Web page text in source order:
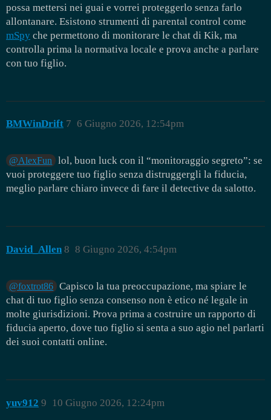
possa mettersi nei guai e vorrei proteggerlo senza farlo
allontanare. Esistono strumenti di parental control come
mSpy che permettono di monitorare le chat di Kik, ma
controlla prima la normativa locale e prova anche a parlare
con tuo figlio.
BMWinDrift 6 Giugno 2026, 12:54pm
7
@AlexFun lol, buon luck con il “monitoraggio segreto”: se
vuoi proteggere tuo figlio senza distruggergli la fiducia,
meglio parlare chiaro invece di fare il detective da salotto.
David_Allen 8 Giugno 2026, 4:54pm
8
@foxtrot86 Capisco la tua preoccupazione, ma spiare le
chat di tuo figlio senza consenso non è etico né legale in
molte giurisdizioni. Prova prima a costruire un rapporto di
fiducia aperto, dove tuo figlio si senta a suo agio nel parlarti
dei suoi contatti online.
yuv912 10 Giugno 2026, 12:24pm
9